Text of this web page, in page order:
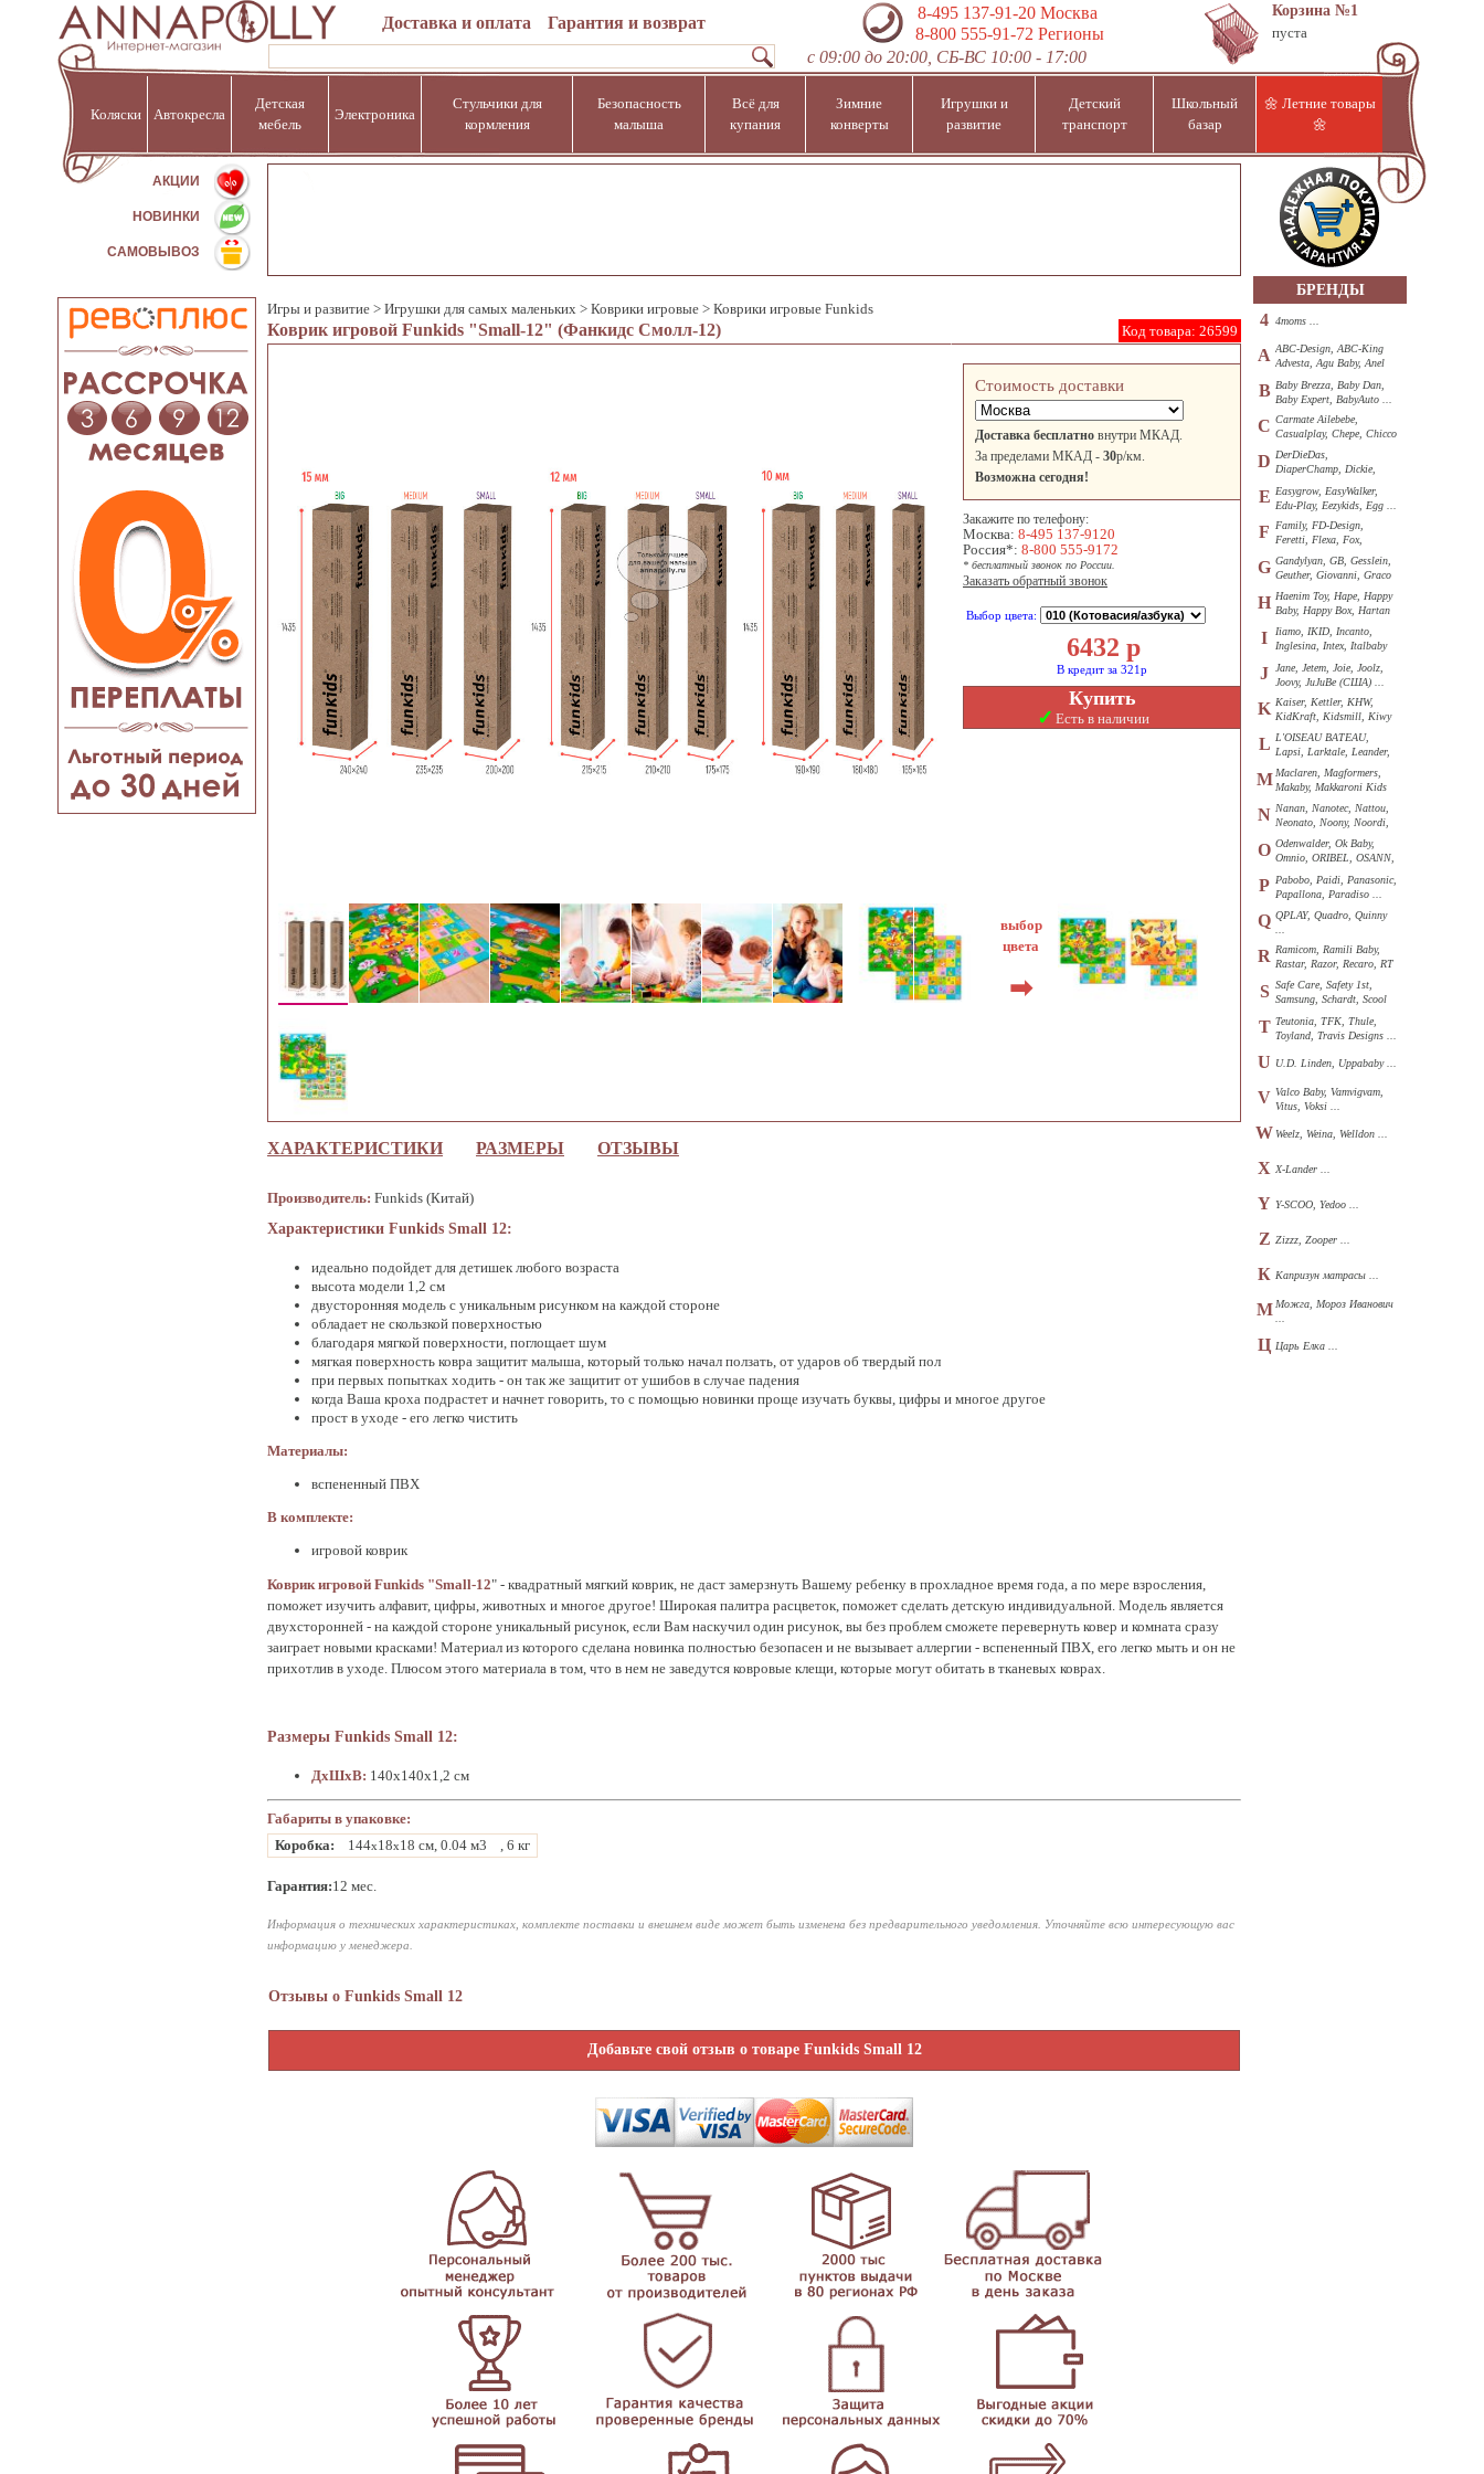
Доставка и оплата Гарантия и возврат
8-495 137-91-20Москва
8-800 555-91-72 Регионы
с 09:00 до 20:00, СБ-ВС 10:00 - 17:00
Корзина №1
пуста
Коляски Автокресла
Детская
мебель
Электроника
Стульчики для
кормления
Безопасность
малыша
Всё для
купания
Зимние
конверты
Игрушки и
развитие
Детский
транспорт
Школьный
базар
🌼 Летние товары
🌼
АКЦИИ %
НОВИНКИ
САМОВЫВОЗ
Игры и развитие > Игрушки для самых маленьких > Коврики игровые > Коврики игровые Funkids
Код товара: 26599
Коврик игровой Funkids "Small-12" (Фанкидс Смолл-12)
Стоимость доставки
Доставка бесплатно внутри МКАД.
За пределами МКАД - 30р/км.
Возможна сегодня!
Закажите по телефону:
Москва: 8-495 137-9120
Россия*: 8-800 555-9172
* бесплатный звонок по России.
Заказать обратный звонок
Выбор цвета:
6432 р
В кредит за 321р
Купить
✓ Есть в наличии
выбор
цвета
➡
ХАРАКТЕРИСТИКИ РАЗМЕРЫ ОТЗЫВЫ
Производитель: Funkids (Китай)
Характеристики Funkids Small 12:
идеально подойдет для детишек любого возраста
высота модели 1,2 см
двусторонняя модель с уникальным рисунком на каждой стороне
обладает не скользкой поверхностью
благодаря мягкой поверхности, поглощает шум
мягкая поверхность ковра защитит малыша, который только начал ползать, от ударов об твердый пол
при первых попытках ходить - он так же защитит от ушибов в случае падения
когда Ваша кроха подрастет и начнет говорить, то с помощью новинки проще изучать буквы, цифры и многое другое
прост в уходе - его легко чистить
Материалы:
вспененный ПВХ
В комплекте:
игровой коврик
Коврик игровой Funkids "Small-12" - квадратный мягкий коврик, не даст замерзнуть Вашему ребенку в прохладное время года, а по мере взросления,
поможет изучить алфавит, цифры, животных и многое другое! Широкая палитра расцветок, поможет сделать детскую индивидуальной. Модель является
двухсторонней - на каждой стороне уникальный рисунок, если Вам наскучил один рисунок, вы без проблем сможете перевернуть ковер и комната сразу
заиграет новыми красками! Материал из которого сделана новинка полностью безопасен и не вызывает аллергии - вспененный ПВХ, его легко мыть и он не
прихотлив в уходе. Плюсом этого материала в том, что в нем не заведутся ковровые клещи, которые могут обитать в тканевых коврах.
Размеры Funkids Small 12:
ДхШхВ: 140х140х1,2 см
Габариты в упаковке:
Коробка:
144x18x18 см, 0.04 м3 , 6 кг
Гарантия:12 мес.
Информация о технических характеристиках, комплекте поставки и внешнем виде может быть изменена без предварительного уведомления. Уточняйте всю интересующую вас
информацию у менеджера.
Отзывы о Funkids Small 12
Добавьте свой отзыв о товаре Funkids Small 12
БРЕНДЫ
4 4moms ...
A ABC-Design, ABC-King
Advesta, Agu Baby, Anel
B Baby Brezza, Baby Dan,
Baby Expert, BabyAuto ...
C Carmate Ailebebe,
Casualplay, Chepe, Chicco
D DerDieDas,
DiaperChamp, Dickie,
E Easygrow, EasyWalker,
Edu-Play, Eezykids, Egg ...
F
Family, FD-Design,
Feretti, Flexa, Fox,
G Gandylyan, GB, Gesslein,
Geuther, Giovanni, Graco
H Haenim Toy, Hape, Happy
Baby, Happy Box, Hartan
I
Iiamo, IKID, Incanto,
Inglesina, Intex, Italbaby
J
Jane, Jetem, Joie, Joolz,
Joovy, JuJuBe (США) ...
K Kaiser, Kettler, KHW,
KidKraft, Kidsmill, Kiwy
L L'OISEAU BATEAU,
Lapsi, Larktale, Leander,
M Maclaren, Magformers,
Makaby, Makkaroni Kids
N Nanan, Nanotec, Nattou,
Neonato, Noony, Noordi,
O Odenwalder, Ok Baby,
Omnio, ORIBEL, OSANN,
P Pabobo, Paidi, Panasonic,
Papallona, Paradiso ...
Q QPLAY, Quadro, Quinny
R Ramicom, Ramili Baby,
Rastar, Razor, Recaro, RT
S Safe Care, Safety 1st,
Samsung, Schardt, Scool
T Teutonia, TFK, Thule,
Toyland, Travis Designs ...
U U.D. Linden, Uppababy ...
V Valco Baby, Vamvigvam,
Vitus, Voksi ...
WWeelz, Weina, Welldon ...
X X-Lander ...
Y Y-SCOO, Yedoo ...
Z Zizzz, Zooper ...
К Капризун матрасы ...
М Можга, Мороз Иванович
Ц Царь Елка ...